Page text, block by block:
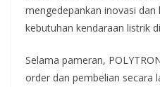
mengedepankan inovasi
kebutuhan kendaraan listrik
Selama pameran,
order dan pembelian secara